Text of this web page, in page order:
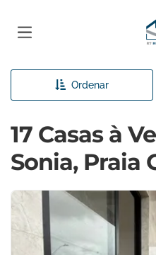
Ordenar
17 Casas à
Sonia, Praia